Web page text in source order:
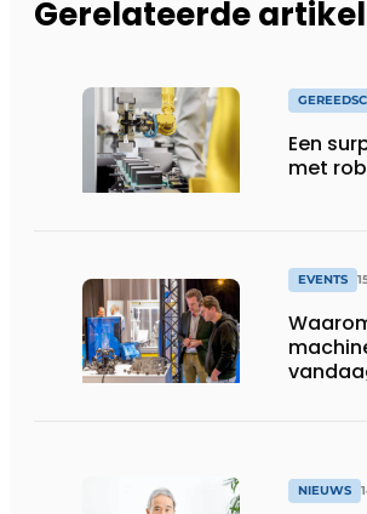
Gerelateerde
Een
met
EVENTS
NIEUWS